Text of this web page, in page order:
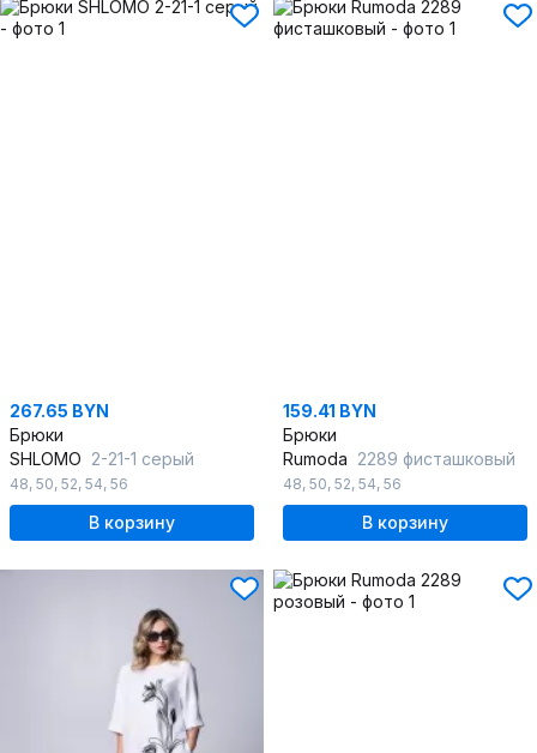
267.65 BYN
Брюки
SHLOMO 2-21-1 серый
48, 50, 52, 54, 56
В корзину
159.41 BYN
Брюки
Rumoda 2289 фисташковый
48, 50, 52, 54, 56
В корзину